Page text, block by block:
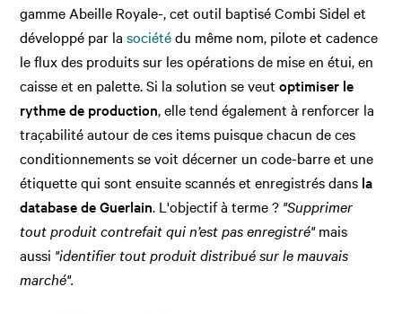
gamme Abeille Royale-, cet outil baptisé Combi Sidel et
développé par lasociétédu même nom, pilote et cadence
le flux des produits sur les opérations de mise en étui, en
caisse et en palette. Si la solution se veutoptimiser le
rythme de production, elle tend également à renforcer la
traçabilité autour de ces items puisque chacun de ces
conditionnements se voit décerner un code-barre et une
étiquette qui sont ensuite scannés et enregistrés dans la
database de Guerlain. L'objectif à terme ? "Supprimer
tout produit contrefait qui n’est pas enregistré"mais
aussi "identifier tout produit distribué sur le mauvais
marché".